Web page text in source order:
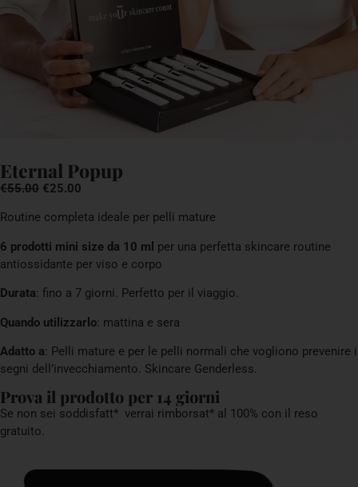
Eternal Popup
€55.00 €25.00
Routine completa ideale per pelli mature
6 prodotti mini size da 10 ml per una perfetta skincare routine
antiossidante per viso e corpo
Durata: fino a 7 giorni. Perfetto per il viaggio.
Quando utilizzarlo: mattina e sera
Adatto a: Pelli mature e per le pelli normali che vogliono prevenire i
segni dell’invecchiamento. Skincare Genderless.
Prova il prodotto per 14 giorni
Se non sei soddisfatt* verrai rimborsat* al 100% con il reso
gratuito.